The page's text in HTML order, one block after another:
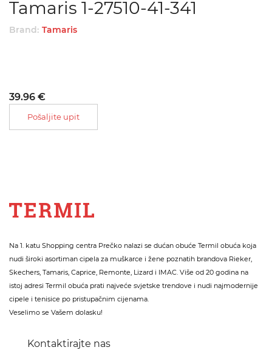
Tamaris 1-27510-41-341
Brand: Tamaris
39.96 €
Pošaljite upit
Na 1. katu Shopping centra Prečko nalazi se dućan obuće Termil obuća koja
nudi široki asortiman cipela za muškarce i žene poznatih brandova Rieker,
Skechers, Tamaris, Caprice, Remonte, Lizard i IMAC. Više od 20 godina na
istoj adresi Termil obuća prati najveće svjetske trendove i nudi najmodernije
cipele i tenisice po pristupačnim cijenama.
Veselimo se Vašem dolasku!
Kontaktirajte nas